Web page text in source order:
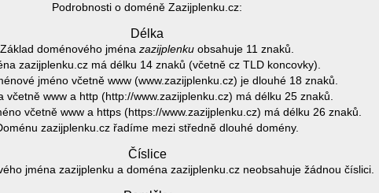
Podrobnosti o doméně Zazijplenku.cz:
Délka
Základ doménového jména zazijplenku obsahuje 11 znaků.
zazijplenku.cz má délku 14 znaků (včetně cz TLD koncovky).
jméno včetně www (www.zazijplenku.cz) je dlouhé 18 znaků.
včetně www a http (http://www.zazijplenku.cz) má délku 25 znaků.
včetně www a https (https://www.zazijplenku.cz) má délku 26 znaků.
zazijplenku.cz řadíme mezi středně dlouhé domény.
Číslice
jména zazijplenku a doména zazijplenku.cz neobsahuje žádnou číslici.